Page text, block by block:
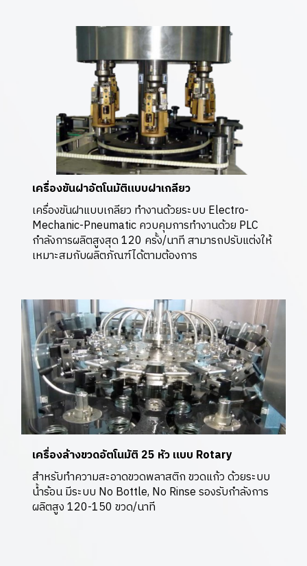
เครื่องขันฝาอัตโนมัติแบบฝาเกลียว
เครื่องขันฝาแบบเกลียว ทำงานด้วยระบบ Electro-
Mechanic-Pneumatic ควบคุมการทำงานด้วย PLC
กำลังการผลิตสูงสุด 120 ครั้ง/นาที สามารถปรับแต่งให้
เหมาะสมกับผลิตภัณฑ์ได้ตามต้องการ
เครื่องล้างขวดอัตโนมัติ 25 หัว แบบ Rotary
สำหรับทำความสะอาดขวดพลาสติก ขวดแก้ว ด้วยระบบ
น้ำร้อน มีระบบ No Bottle, No Rinse รองรับกำลังการ
ผลิตสูง 120-150 ขวด/นาที